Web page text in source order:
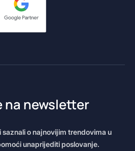
newsletter
o najnovijim trendovima u
unaprijediti poslovanje.